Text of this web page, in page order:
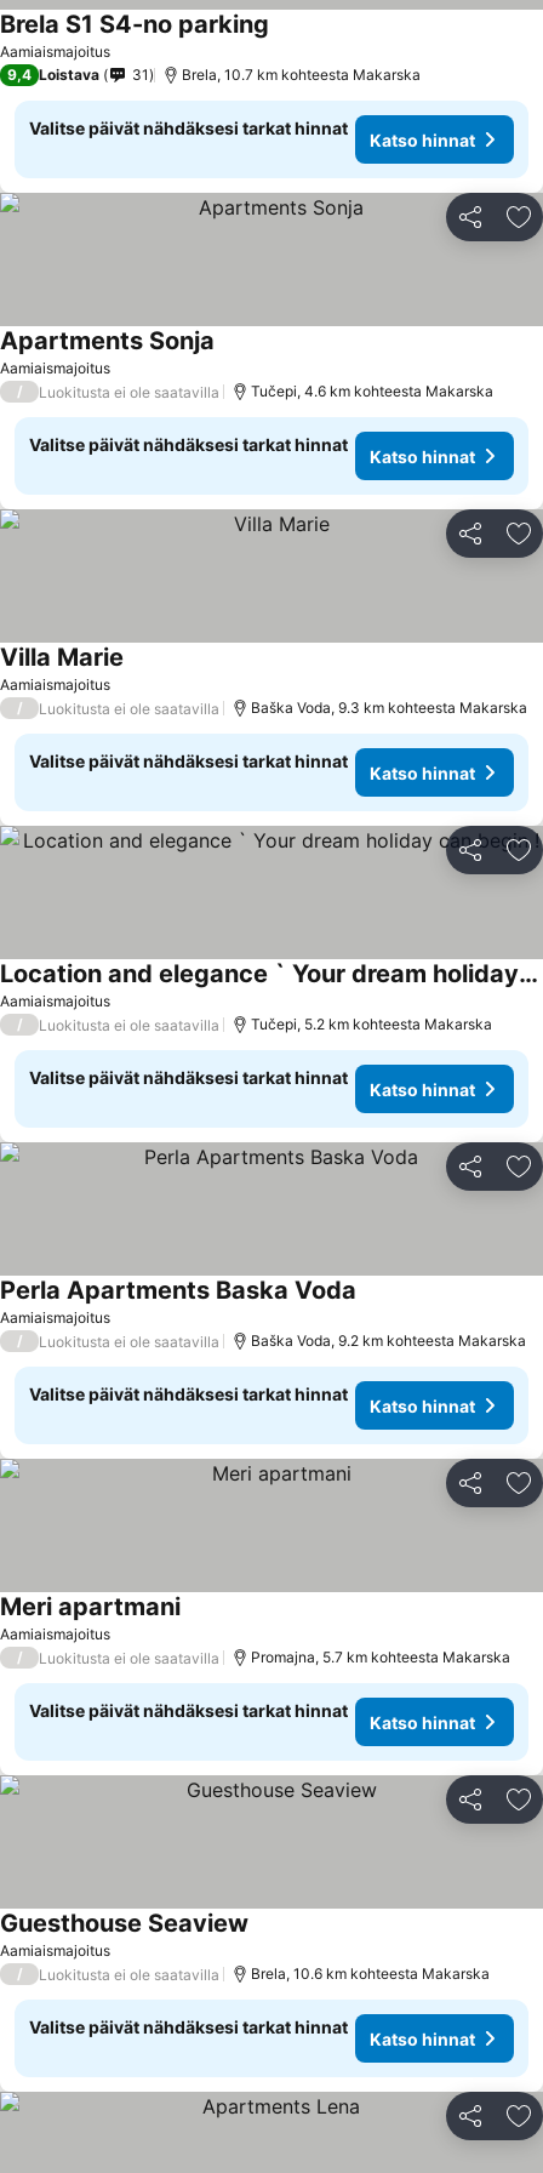
Aamiaismajoitus
Brela S1 S4-no parking
9,4 Loistava 31 Brela, 10.7 km kohteesta Makarska
Valitse päivät nähdäksesi tarkat hinnat
Katso hinnat
Jaa
Aamiaismajoitus
Apartments Sonja
/ Luokitusta ei ole saatavilla Tučepi, 4.6 km kohteesta Makarska
Valitse päivät nähdäksesi tarkat hinnat
Katso hinnat
Jaa
Aamiaismajoitus
Villa Marie
/ Luokitusta ei ole saatavilla Baška Voda, 9.3 km kohteesta Makarska
Valitse päivät nähdäksesi tarkat hinnat
Katso hinnat
Jaa
Aamiaismajoitus
Location and elegance ` Your dream holiday can begin !
Katso hinnat
/ Luokitusta ei ole saatavilla Tučepi, 5.2 km kohteesta Makarska
Valitse päivät nähdäksesi tarkat hinnat
Katso hinnat
Jaa
Aamiaismajoitus
Perla Apartments Baska Voda
/ Luokitusta ei ole saatavilla Baška Voda, 9.2 km kohteesta Makarska
Valitse päivät nähdäksesi tarkat hinnat
Katso hinnat
Jaa
Aamiaismajoitus
Meri apartmaniKatso hinnat
/ Luokitusta ei ole saatavilla Promajna, 5.7 km kohteesta Makarska
Valitse päivät nähdäksesi tarkat hinnat
Katso hinnat
Jaa
Aamiaismajoitus
Guesthouse Seaview
/ Luokitusta ei ole saatavilla Brela, 10.6 km kohteesta Makarska
Valitse päivät nähdäksesi tarkat hinnat
Katso hinnat
Jaa